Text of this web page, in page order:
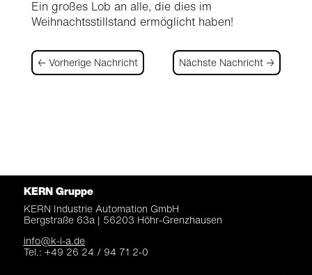
Ein großes Lob an alle, die dies im
Weihnachtsstillstand ermöglicht haben!
←Vorherige Nachricht Nächste Nachricht →
KERN Gruppe
KERN Industrie Automation GmbH
Bergstraße 63a | 56203 Höhr-Grenzhausen
info@k-i-a.de
Tel.: +49 26 24 / 94 71 2-0